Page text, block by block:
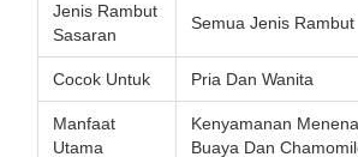
Jenis Rambut
Sasaran
Semua Jenis Rambut
Cocok Untuk Pria Dan Wanita
Manfaat
Utama
Kenyamanan
Buaya Dan